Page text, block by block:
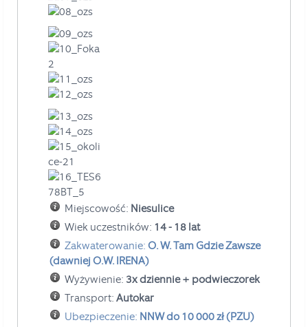
Miejscowość: Niesulice
Wiek uczestników: 14 - 18 lat
Zakwaterowanie: O. W. Tam Gdzie Zawsze
(dawniej O.W. IRENA)
Wyżywienie: 3x dziennie + podwieczorek
Transport: Autokar
Ubezpieczenie: NNW do 10 000 zł (PZU)